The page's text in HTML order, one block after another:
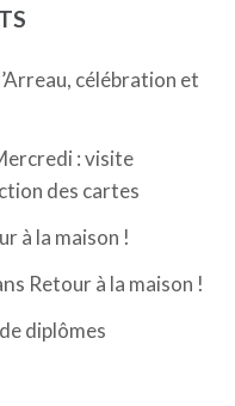
célébration et
: visite
des cartes
à la maison !
Retour à la maison !
diplômes